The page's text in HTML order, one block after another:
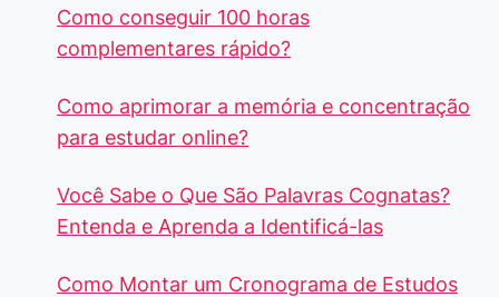
Como conseguir 100 horas
complementares rápido?
Como aprimorar a memória e concentração
para estudar online?
Você Sabe o Que São Palavras Cognatas?
Entenda e Aprenda a Identificá-las
Como Montar um Cronograma de Estudos